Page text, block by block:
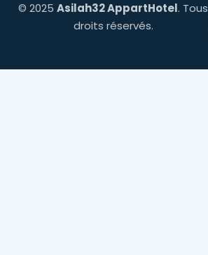
© 2025 Asilah32 AppartHotel. Tous
droits réservés.